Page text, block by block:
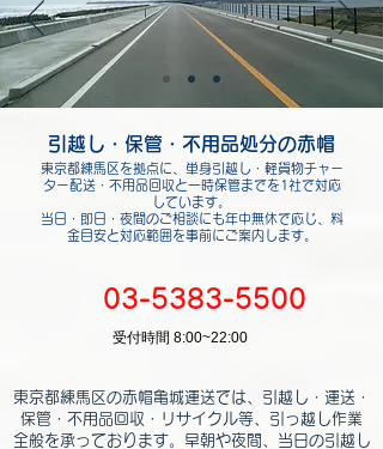
引越し・保管・不用品処分の赤帽
東京都練馬区を拠点に、単身引越し・軽貨物チャー
ター配送・不用品回収と一時保管までを1社で対応
しています。
当日・即日・夜間のご相談にも年中無休で応じ、料
金目安と対応範囲を事前にご案内します。
03-5383-5500
​受付時間 8:00~22:00
東京都練馬区の赤帽亀城運送では、引越し・運送・
保管・不用品回収・リサイクル等、引っ越し作業
全般を承っております。早朝や夜間、当日の引越し